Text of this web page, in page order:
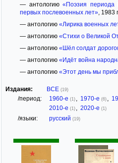
— антологию«Поэзия периода
первых послевоенных лет», 1983 г.
— антологию «Лирика военных
— антологию «Стихи о Великой
— антологию «Шёл солдат
— антологию «Идёт война
— антологию «Этот день мы
Издания: ВСЕ (19)
/период: 1960-е (1) 1970-е (6)
2010-е (1) 2020-е (1)
/языки: русский (19)